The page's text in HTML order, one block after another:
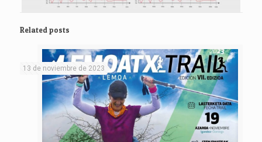
Related posts
13 de noviembre de 2023